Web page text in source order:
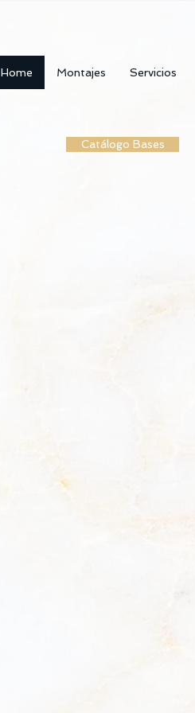
Home Montajes Servicios
Catálogo Bases